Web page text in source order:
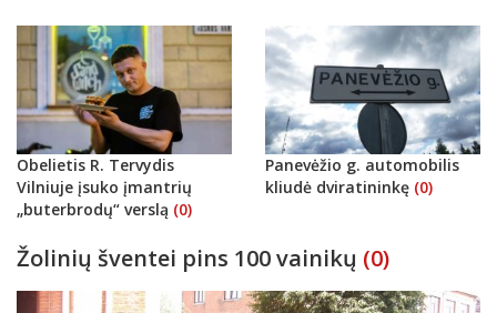
Obelietis R. Tervydis
Vilniuje įsuko įmantrių
„buterbrodų“ verslą (0)
Panevėžio g. automobilis
kliudė dviratininkę (0)
Žolinių šventei pins 100 vainikų (0)